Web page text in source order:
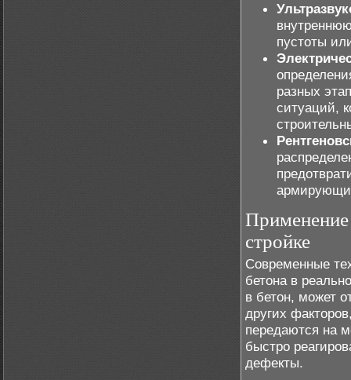
пустоты
разных
ситуаций,
Применение
стройке
Современные
бетона в
в бетон, может
других
передаются на
быстро
дефекты.